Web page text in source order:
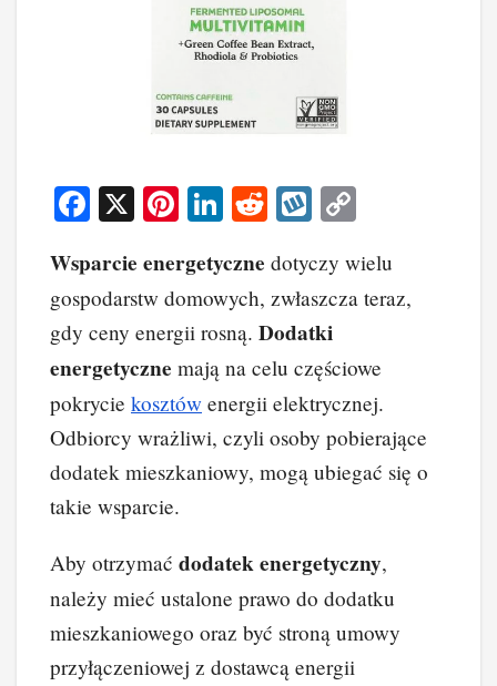
F
c
e
b
o
o
k
X
Pi
er
e
st
Li
k
e
dI
n
R
d
di
t
W
o
p
p
y
n
k
Wsparcie energetyczne dotyczy wielu
gospodarstw domowych, zwłaszcza teraz,
gdy ceny energii rosną. Dodatki
energetyczne mają na celu częściowe
pokrycie kosztów energii elektrycznej.
Odbiorcy wrażliwi, czyli osoby pobierające
dodatek mieszkaniowy, mogą ubiegać się o
takie wsparcie.
Aby otrzymać dodatek energetyczny,
należy mieć ustalone prawo do dodatku
mieszkaniowego oraz być stroną umowy
przyłączeniowej z dostawcą energii